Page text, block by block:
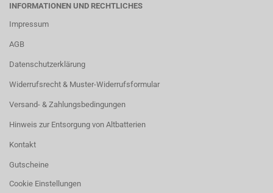
INFORMATIONEN UND RECHTLICHES
Impressum
AGB
Datenschutzerklärung
Widerrufsrecht & Muster-Widerrufsformular
Versand- & Zahlungsbedingungen
Hinweis zur Entsorgung von Altbatterien
Kontakt
Gutscheine
Cookie Einstellungen